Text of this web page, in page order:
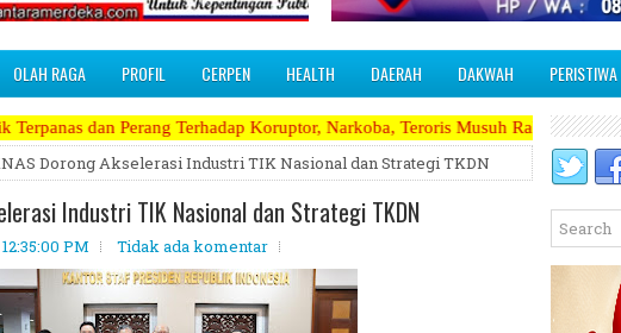
OLAH RAGA PROFIL CERPEN HEALTH DAERAH DAKWAH PERISTIWA
Terhadap Koruptor, Narkoba, Teroris Musuh Rakyat ~~~~~>>>>> Kami
Dorong Akselerasi Industri TIK Nasional dan Strategi TKDN
Industri TIK Nasional dan Strategi TKDN
PM Tidak ada komentar